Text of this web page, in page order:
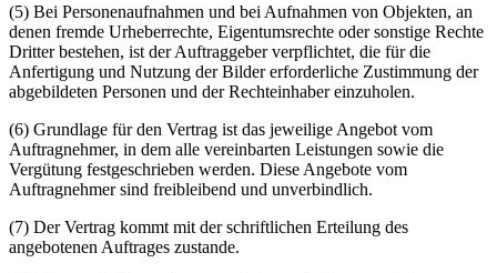
(5) Bei Personenaufnahmen und bei Aufnahmen von Objekten, an
denen fremde Urheberrechte, Eigentumsrechte oder sonstige Rechte
Dritter bestehen, ist der Auftraggeber verpflichtet, die für die
Anfertigung und Nutzung der Bilder erforderliche Zustimmung der
abgebildeten Personen und der Rechteinhaber einzuholen.
(6) Grundlage für den Vertrag ist das jeweilige Angebot vom
Auftragnehmer, in dem alle vereinbarten Leistungen sowie die
Vergütung festgeschrieben werden. Diese Angebote vom
Auftragnehmer sind freibleibend und unverbindlich.
(7) Der Vertrag kommt mit der schriftlichen Erteilung des
angebotenen Auftrages zustande.